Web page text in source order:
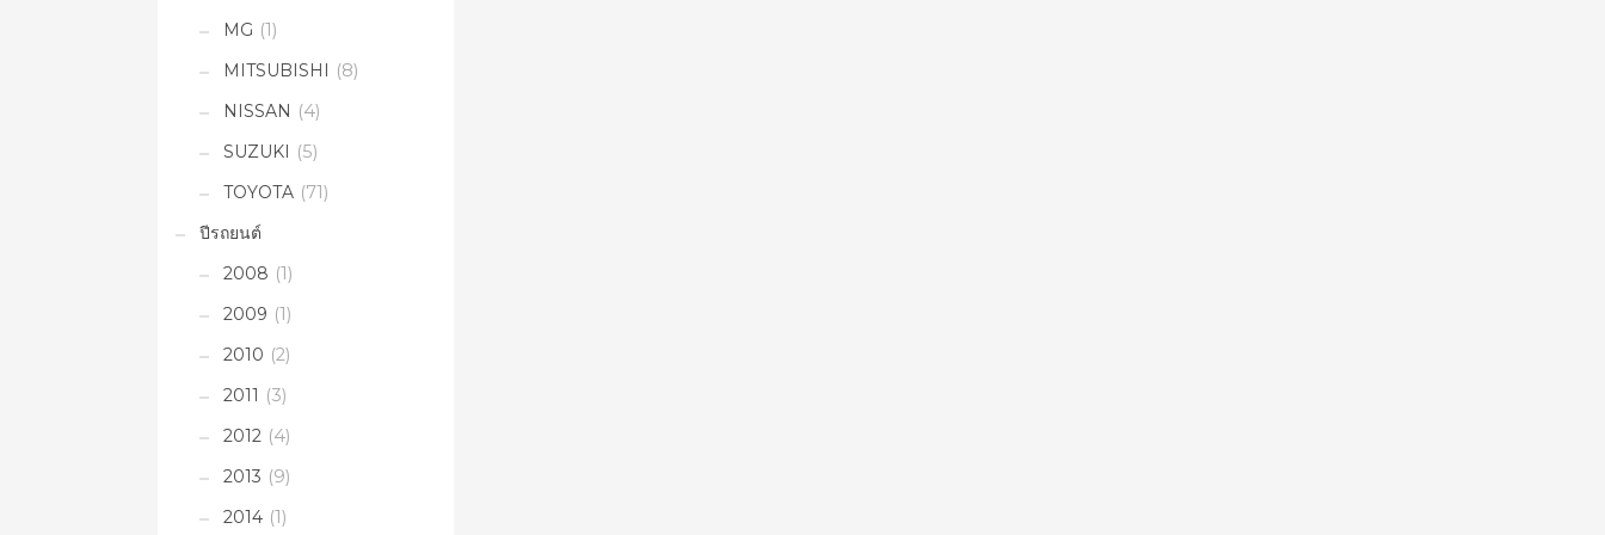
MG (1)
MITSUBISHI
(8)
NISSAN (4)
SUZUKI
(5)
TOYOTA (71)
ปีรถยนต์
2008 (1)
2009 (1)
2010 (2)
2011 (3)
2012 (4)
2013 (9)
2014 (1)